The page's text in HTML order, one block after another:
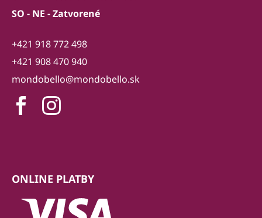
SO - NE - Zatvorené
+421 918 772 498
+421 908 470 940
mondobello@mondobello.sk
ONLINE PLATBY